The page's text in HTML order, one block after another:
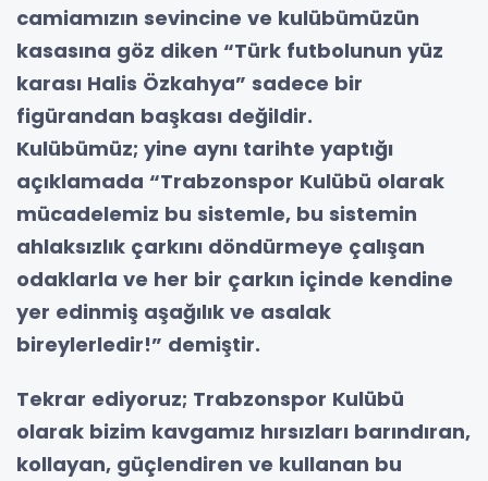
camiamızın sevincine ve kulübümüzün
kasasına göz diken “Türk futbolunun yüz
karası Halis Özkahya” sadece bir
figürandan başkası değildir.
Kulübümüz; yine aynı tarihte yaptığı
açıklamada “Trabzonspor Kulübü olarak
mücadelemiz bu sistemle, bu sistemin
ahlaksızlık çarkını döndürmeye çalışan
odaklarla ve her bir çarkın içinde kendine
yer edinmiş aşağılık ve asalak
bireylerledir!” demiştir.
Tekrar ediyoruz; Trabzonspor Kulübü
olarak bizim kavgamız hırsızları barındıran,
kollayan, güçlendiren ve kullanan bu